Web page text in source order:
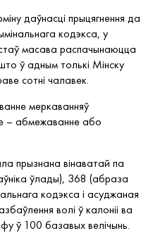
даўнасці прыцягнення да
кодэкса, у
масава распачынаюцца
ў адным толькі Мінску
сотні чалавек.
меркаванняў
– абмежаванне або
прызнана вінаватай па
ўлады), 368 (абраза
кодэкса і асуджаная
волі ў калоніі ва
ў 100 базавых велічынь.